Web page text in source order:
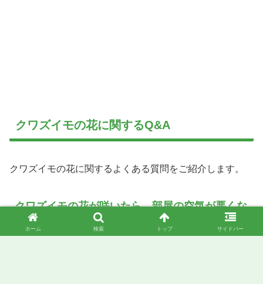
クワズイモの花に関するQ&A
クワズイモの花に関するよくある質問をご紹介します。
クワズイモの花が咲いたら、部屋の空気が悪くな
ることはある？
ホーム 検索 トップ サイドバー